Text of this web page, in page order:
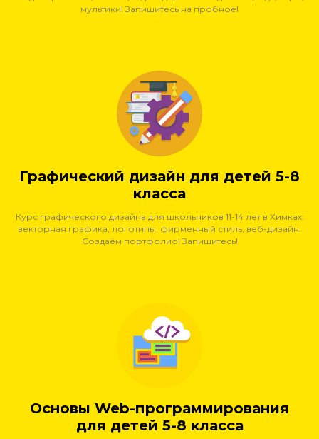
мультики! Запишитесь на пробное!
Графический дизайн для детей 5-8
класса
Курс графического дизайна для школьников 11-14 лет в Химках:
векторная графика, логотипы, фирменный стиль, веб-дизайн.
Создаём портфолио! Запишитесь!
Основы Web-программирования
для детей 5-8 класса